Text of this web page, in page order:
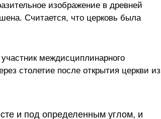
изображение в древней
Считается, что церковь была
междисциплинарного
столетие после открытия церкви из
и под определенным углом, и